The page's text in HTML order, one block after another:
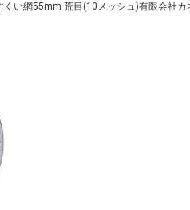
くい網55mm 荒目(10メッシュ)有限会社